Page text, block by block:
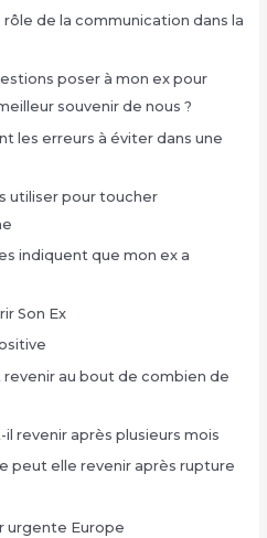
de la communication dans la
poser à mon ex pour
souvenir de nous ?
les erreurs à éviter dans une
utiliser pour toucher
indiquent que mon ex a
Son Ex
revenir au bout de combien de
revenir après plusieurs mois
peut elle revenir après rupture
urgente Europe